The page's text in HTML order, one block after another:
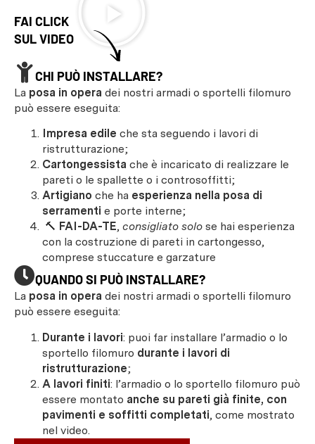
FAI CLICK
SUL VIDEO
CHI PUÒ INSTALLARE?
La posa in opera dei nostri armadi o sportelli filomuro
può essere eseguita:
Impresa edile che sta seguendo i lavori di
ristrutturazione;
Cartongessista che è incaricato di realizzare le
pareti o le spallette o i controsoffitti;
Artigiano che ha esperienza nella posa di
serramenti e porte interne;
🔨 FAI-DA-TE, consigliato solo se hai esperienza
con la costruzione di pareti in cartongesso,
comprese stuccature e garzature
QUANDO SI PUÒ INSTALLARE?
La posa in opera dei nostri armadi o sportelli filomuro
può essere eseguita:
Durante i lavori: puoi far installare l’armadio o lo
sportello filomuro durante i lavori di
ristrutturazione;
A lavori finiti: l’armadio o lo sportello filomuro può
essere montato anche su pareti già finite, con
pavimenti e soffitti completati, come mostrato
nel video.